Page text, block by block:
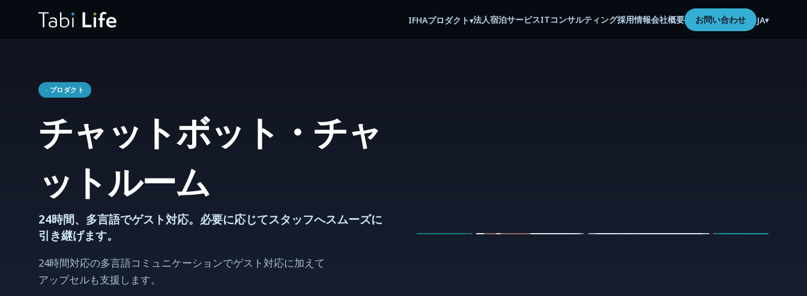
IFHAプロダクト▾法人宿泊サービスITコンサルティング採用情報会社概要 お問い合わせ JA▾
· プロダクト
チャットボット・チャ
ットルーム
24時間、多言語でゲスト対応。必要に応じてスタッフへスムーズに
引き継げます。
24時間対応の多言語コミュニケーションでゲスト対応に加えて
アップセルも支援します。